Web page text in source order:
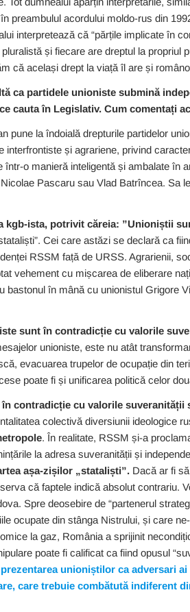
preambulul acordului moldo-rus din
interpretează că “părțile implicate în
și fiecare are dreptul la propriul
că același drept la viață îl are și
ca partidele unioniste submină
cauta în Legislativ. Cum comentați
pune la îndoială drepturile partidelor
interfrontiste și agrariene, privind
o manieră inteligentă și ambalate în
Pascaru sau Vlad Batrîncea. Sa
kgb-ista, potrivit căreia: ”Unioniștii
Cei care astăzi se declară ca
RSSM față de URSS. Agrarienii,
vehement cu mișcarea de eliberare
bastonul în mână cu unionistul Grigore
sunt în contradicție cu valorile
unioniste, este nu atât
evacuarea trupelor de ocupație din
poate fi și unificarea politică celor
contradicție cu valorile suveranității
colectivă diversiunii ideologice
. În realitate, RSSM și-a
la adresa suveranității și
așa-zișilor „stataliști”. Dacă ar fi
că faptele indică absolut contrariu.
Spre deosebire de “partenerul
ocupate din stânga Nistrului, și care
la gaz, România a sprijinit
poate fi calificat ca fiind opusul
prezentarea unioniștilor ca adversari
care trebuie combătută indiferent